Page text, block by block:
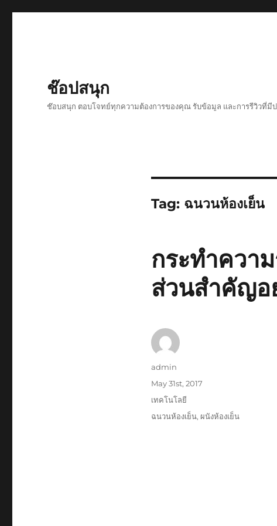
ช๊อปสนุก
ช๊อบสนุก ตอบโจทย์ทุกความต้องการของคุณ รับข้อมูล และการรีวิวที่มี
Tag: ฉนวนห้องเย็น
กระทำควา
ส่วนสำคัญอ
Author
admin
Posted
May 31st, 2017
Categories
เทคโนโลยี
Tags
ฉนวนห้องเย็น, ผนังห้องเย็น